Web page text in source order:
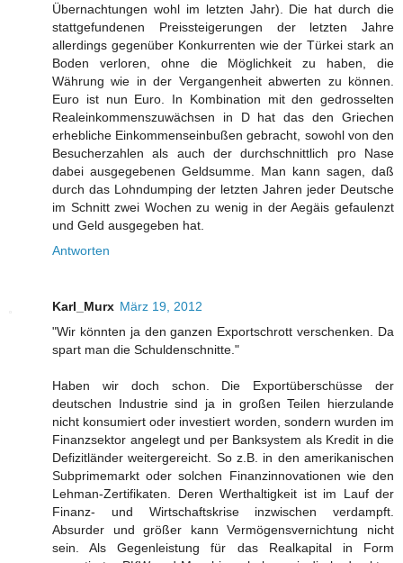
Übernachtungen wohl im letzten Jahr). Die hat durch die
stattgefundenen Preissteigerungen der letzten Jahre
allerdings gegenüber Konkurrenten wie der Türkei stark an
Boden verloren, ohne die Möglichkeit zu haben, die
Währung wie in der Vergangenheit abwerten zu können.
Euro ist nun Euro. In Kombination mit den gedrosselten
Realeinkommenszuwächsen in D hat das den Griechen
erhebliche Einkommenseinbußen gebracht, sowohl von den
Besucherzahlen als auch der durchschnittlich pro Nase
dabei ausgegebenen Geldsumme. Man kann sagen, daß
durch das Lohndumping der letzten Jahren jeder Deutsche
im Schnitt zwei Wochen zu wenig in der Aegäis gefaulenzt
und Geld ausgegeben hat.
Antworten
Karl_Murx März 19, 2012
"Wir könnten ja den ganzen Exportschrott verschenken. Da
spart man die Schuldenschnitte."
Haben wir doch schon. Die Exportüberschüsse der
deutschen Industrie sind ja in großen Teilen hierzulande
nicht konsumiert oder investiert worden, sondern wurden im
Finanzsektor angelegt und per Banksystem als Kredit in die
Defizitländer weitergereicht. So z.B. in den amerikanischen
Subprimemarkt oder solchen Finanzinnovationen wie den
Lehman-Zertifikaten. Deren Werthaltigkeit ist im Lauf der
Finanz- und Wirtschaftskrise inzwischen verdampft.
Absurder und größer kann Vermögensvernichtung nicht
sein. Als Gegenleistung für das Realkapital in Form